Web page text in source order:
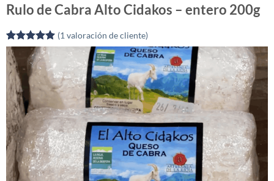
Rulo de Cabra Alto Cidakos – entero 200g
Valorado
con
5de 5
en base a
1
valoración
de un
cliente
(1 valoración de cliente)